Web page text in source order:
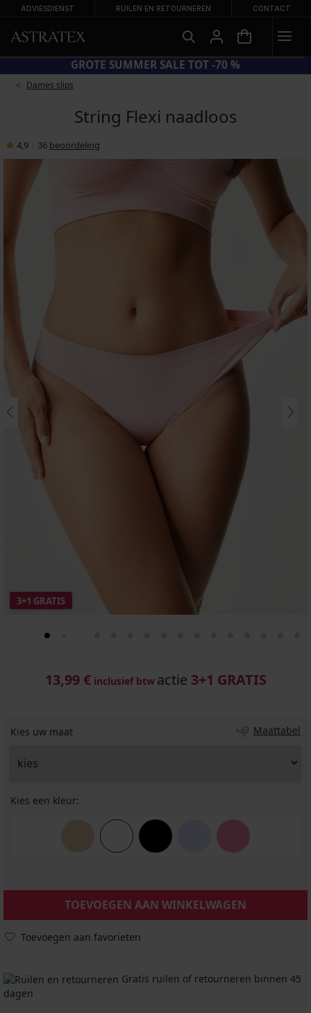
ADVIESDIENST RUILEN EN RETOURNEREN CONTACT
CODE BRA20 = BH'S -20%
Dames slips
String Flexi naadloos
4,9 36 beoordeling
3+1 GRATIS
13,99 € inclusief btw actie 3+1 GRATIS
Kies uw maat Maattabel
Kies een kleur:
TOEVOEGEN AAN WINKELWAGEN
Toevoegen aan favorieten
Gratis ruilen of retourneren binnen 45
dagen